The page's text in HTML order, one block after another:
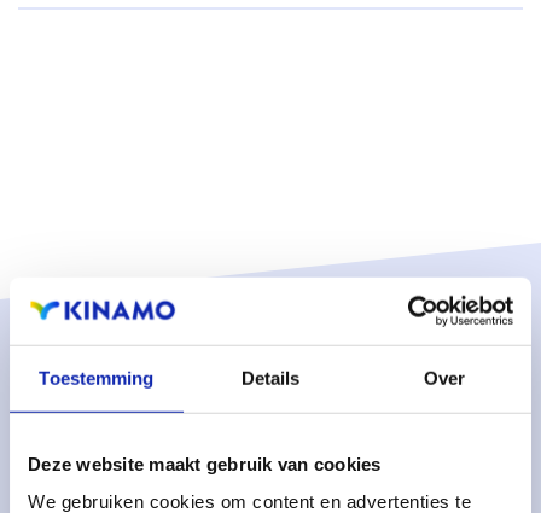
Toestemming Details Over
Deze website maakt gebruik van cookies
We gebruiken cookies om content en advertenties te
Solutions
Services gérés
Surveillance & métriques